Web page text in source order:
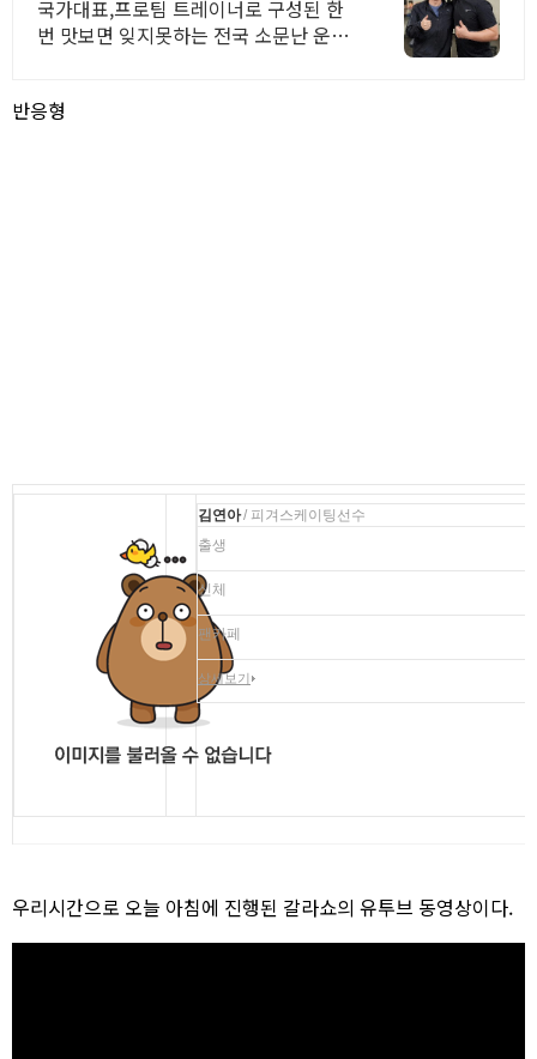
국가대표,프로팀 트레이너로 구성된 한
번 맛보면 잊지못하는 전국 소문난 운동
반응형
김연아/ 피겨스케이팅선수
출생
신체
팬카페
상세보기
우리시간으로 오늘 아침에 진행된 갈라쇼의 유투브 동영상이다.